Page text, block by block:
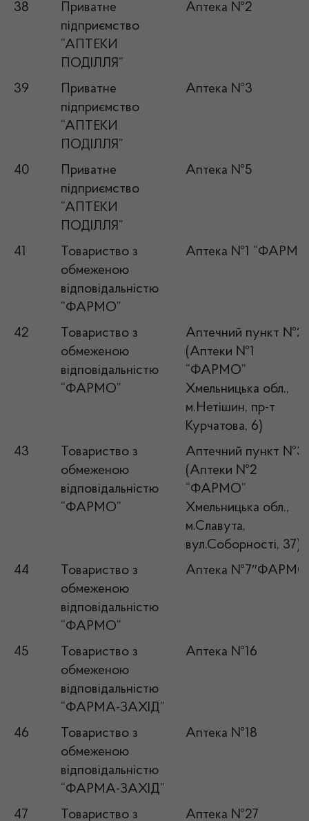
38
Приватне
підприємство
“АПТЕКИ
ПОДІЛЛЯ”
Аптека №2
39
Приватне
підприємство
“АПТЕКИ
ПОДІЛЛЯ”
Аптека №3
40
Приватне
підприємство
“АПТЕКИ
ПОДІЛЛЯ”
Аптека №5
41
Товариство з
обмеженою
відповідальністю
“ФАРМО”
Аптека №1
42
Товариство з
обмеженою
відповідальністю
“ФАРМО”
Аптечний пункт №2
(Аптеки №1
“ФАРМО”
Хмельницька обл.,
м.Нетішин, пр-т
Курчатова, 6)
43
Товариство з
обмеженою
відповідальністю
“ФАРМО”
Аптечний пункт №3
(Аптеки №2
“ФАРМО”
Хмельницька обл.,
м.Славута,
вул.Соборності, 37)
44
Товариство з
обмеженою
відповідальністю
“ФАРМО”
Аптека
45
Товариство з
обмеженою
відповідальністю
“ФАРМА-ЗАХІД”
Аптека №16
46
Товариство з
обмеженою
відповідальністю
“ФАРМА-ЗАХІД”
Аптека №18
47 Товариство з Аптека №27